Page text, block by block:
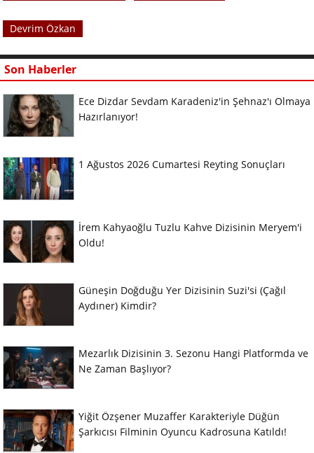
Devrim Özkan
Son Haberler
Ece Dizdar Sevdam Karadeniz'in Şehnaz'ı Olmaya
Hazırlanıyor!
1 Ağustos 2026 Cumartesi Reyting Sonuçları
İrem Kahyaoğlu Tuzlu Kahve Dizisinin Meryem'i
Oldu!
Güneşin Doğduğu Yer Dizisinin Suzi'si (Çağıl
Aydıner) Kimdir?
Mezarlık Dizisinin 3. Sezonu Hangi Platformda ve
Ne Zaman Başlıyor?
Yiğit Özşener Muzaffer Karakteriyle Düğün
Şarkıcısı Filminin Oyuncu Kadrosuna Katıldı!